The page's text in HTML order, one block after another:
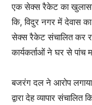
एक सेक्स रैकेट का खुलासा
कि, विदुर नगर में देवास
सेक्स रैकेट संचालित कर
कार्यकर्ताओं ने घर से
बजरंग दल ने आरोप
द्वारा देह व्यापार